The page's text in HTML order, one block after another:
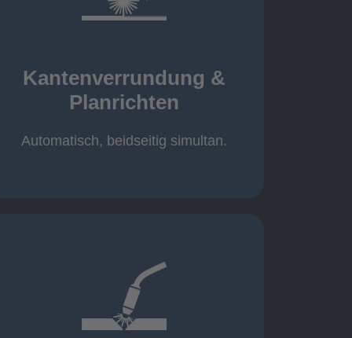
Kantenverrundung &
Planrichten
Automatisch, beidseitig simultan.
Kantenverrundung &
Planrichten
Cobot-Schweißzelle 2 x 1 x 1m /
400A, CMT, 1.000 kg